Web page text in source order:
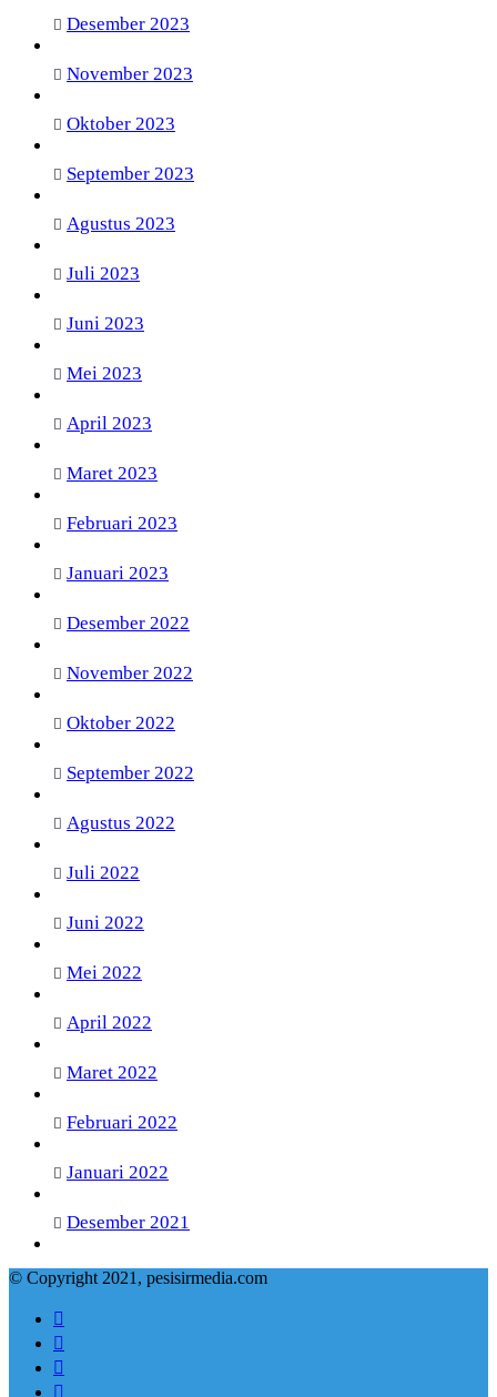
Desember 2023
November 2023
Oktober 2023
September 2023
Agustus 2023
Juli 2023
Juni 2023
Mei 2023
April 2023
Maret 2023
Februari 2023
Januari 2023
Desember 2022
November 2022
Oktober 2022
September 2022
Agustus 2022
Juli 2022
Juni 2022
Mei 2022
April 2022
Maret 2022
Februari 2022
Januari 2022
Desember 2021
© Copyright 2021, pesisirmedia.com